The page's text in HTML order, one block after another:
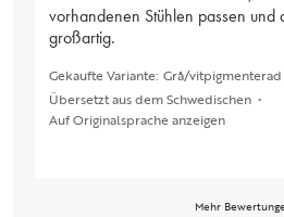
vorhandenen Stühlen passen und
großartig.
Gekaufte Variante: Grå/vitpigmenterad
Übersetzt aus dem Schwedischen •
Auf Originalsprache anzeigen
Mehr